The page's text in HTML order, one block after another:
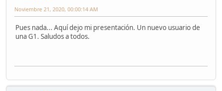
Noviembre 21, 2020, 00:00:14 AM
Pues nada... Aquí dejo mi presentación. Un nuevo usuario de
una G1. Saludos a todos.